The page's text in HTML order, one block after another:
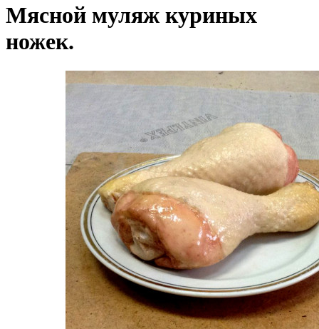
Мясной муляж куриных
ножек.